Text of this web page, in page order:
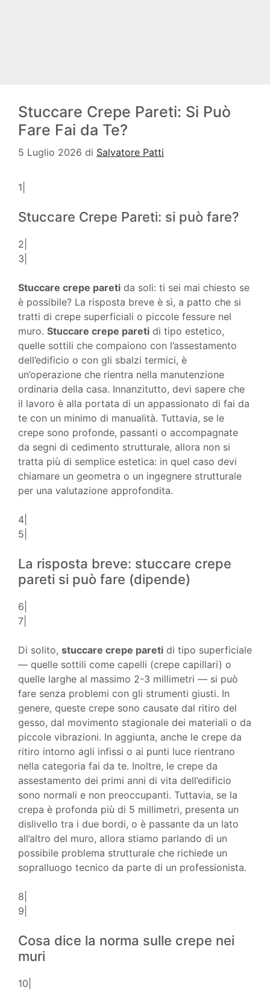
Stuccare Crepe Pareti: Si Può
Fare Fai da Te?
5 Luglio 2026 di Salvatore Patti
1|
Stuccare Crepe Pareti: si può fare?
2|
3|
Stuccare crepe pareti da soli: ti sei mai chiesto se
è possibile? La risposta breve è sì, a patto che si
tratti di crepe superficiali o piccole fessure nel
muro. Stuccare crepe pareti di tipo estetico,
quelle sottili che compaiono con l’assestamento
dell’edificio o con gli sbalzi termici, è
un’operazione che rientra nella manutenzione
ordinaria della casa. Innanzitutto, devi sapere che
il lavoro è alla portata di un appassionato di fai da
te con un minimo di manualità. Tuttavia, se le
crepe sono profonde, passanti o accompagnate
da segni di cedimento strutturale, allora non si
tratta più di semplice estetica: in quel caso devi
chiamare un geometra o un ingegnere strutturale
per una valutazione approfondita.
4|
5|
La risposta breve: stuccare crepe
pareti si può fare (dipende)
6|
7|
Di solito, stuccare crepe pareti di tipo superficiale
— quelle sottili come capelli (crepe capillari) o
quelle larghe al massimo 2-3 millimetri — si può
fare senza problemi con gli strumenti giusti. In
genere, queste crepe sono causate dal ritiro del
gesso, dal movimento stagionale dei materiali o da
piccole vibrazioni. In aggiunta, anche le crepe da
ritiro intorno agli infissi o ai punti luce rientrano
nella categoria fai da te. Inoltre, le crepe da
assestamento dei primi anni di vita dell’edificio
sono normali e non preoccupanti. Tuttavia, se la
crepa è profonda più di 5 millimetri, presenta un
dislivello tra i due bordi, o è passante da un lato
all’altro del muro, allora stiamo parlando di un
possibile problema strutturale che richiede un
sopralluogo tecnico da parte di un professionista.
8|
9|
Cosa dice la norma sulle crepe nei
muri
10|